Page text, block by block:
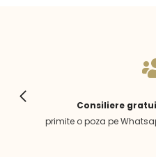
Consiliere
primite o poza pe